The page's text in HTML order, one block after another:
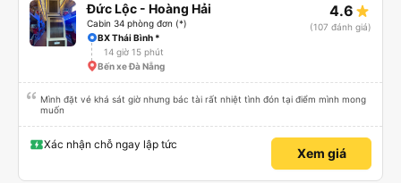
Đức Lộc - Hoàng Hải
Cabin 34 phòng đơn (*)
4.6
(107 đánh giá)
BX Thái Bình *
14 giờ 15 phút
Bến xe Đà Nẵng
Mình đặt vé khá sát giờ nhưng bác tài rất nhiệt tình đón tại điểm mình mong
muốn
Xác nhận chỗ ngay lập tức
Xem giá